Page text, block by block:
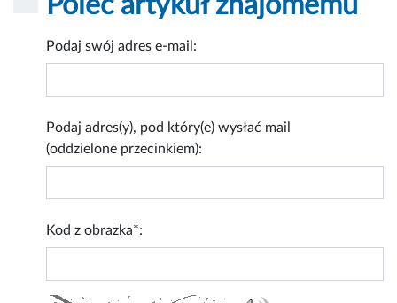
Podaj swój adres e-mail:
Podaj adres(y), pod który(e) wysłać mail
(oddzielone przecinkiem):
Kod z obrazka*: